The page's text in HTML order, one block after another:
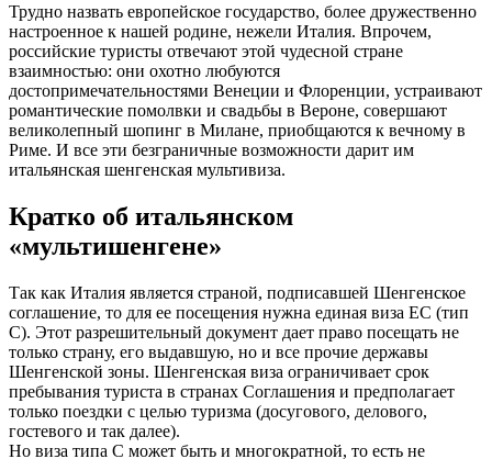
Трудно назвать европейское государство, более дружественно
настроенное к нашей родине, нежели Италия. Впрочем,
российские туристы отвечают этой чудесной стране
взаимностью: они охотно любуются
достопримечательностями Венеции и Флоренции, устраивают
романтические помолвки и свадьбы в Вероне, совершают
великолепный шопинг в Милане, приобщаются к вечному в
Риме. И все эти безграничные возможности дарит им
итальянская шенгенская мультивиза.
Кратко об итальянском
«мультишенгене»
Так как Италия является страной, подписавшей Шенгенское
соглашение, то для ее посещения нужна единая виза ЕС (тип
С). Этот разрешительный документ дает право посещать не
только страну, его выдавшую, но и все прочие державы
Шенгенской зоны. Шенгенская виза ограничивает срок
пребывания туриста в странах Соглашения и предполагает
только поездки с целью туризма (досугового, делового,
гостевого и так далее).
Но виза типа С может быть и многократной, то есть не